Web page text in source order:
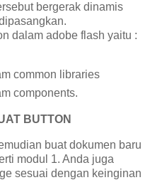
bergerak dinamis
dalam adobe flash yaitu :
common libraries
components.
BUTTON
buat dokumen baru
modul 1. Anda juga
sesuai dengan keinginan